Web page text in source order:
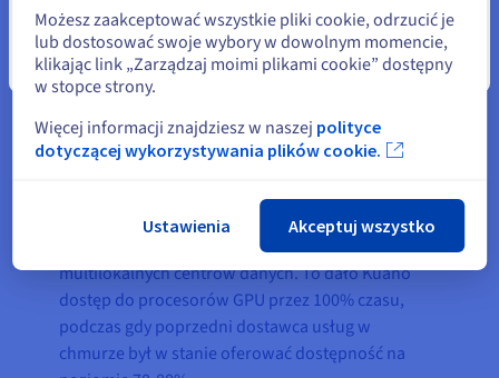
Korzyści
Dzięki zastosowaniu niezwykle wydajnych
może zbudować i dostarczyć swoją platformę w
sposób znacznie bardziej wydajny. Ponieważ GPU
są hostowane w Public Cloud od OVHcloud, Kuano
mogła korzystać z niezawodnej chmury o wysokiej
dostępności, z prostym interfejsem i infrastrukturą
multilokalnych centrów danych. To dało Kuano
dostęp do procesorów GPU przez 100% czasu,
podczas gdy poprzedni dostawca usług w
chmurze był w stanie oferować dostępność na
Zamknij
Możesz zaakceptować wszystkie pliki cookie, odrzucić je
lub dostosować swoje wybory w dowolnym momencie,
klikając link „Zarządzaj moimi plikami cookie” dostępny
w stopce strony.
Więcej informacji znajdziesz w naszej polityce
dotyczącej wykorzystywania plików cookie.
Ustawienia Akceptuj wszystko